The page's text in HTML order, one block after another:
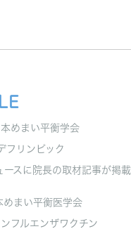
めまい平衡学会
フリンピック
ースに院長の取材記事が掲
めまい平衡医学会
フルエンザワクチン